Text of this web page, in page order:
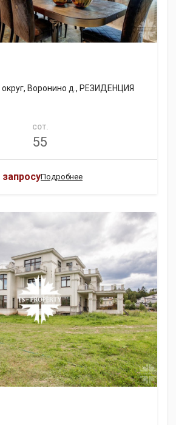
округ, Воронино д., РЕЗИДЕНЦИЯ
СОТ.
55
Подробнее